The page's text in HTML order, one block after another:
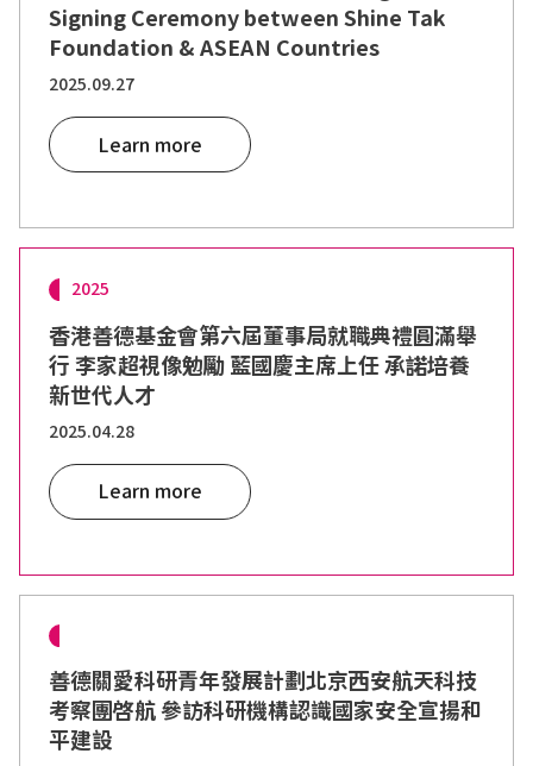
Signing Ceremony between Shine Tak
Foundation & ASEAN Countries
2025.09.27
Learn more
2025
香港善德基金會第六屆董事局就職典禮圓滿舉
行 李家超視像勉勵 藍國慶主席上任 承諾培養
新世代人才
2025.04.28
Learn more
善德關愛科研青年發展計劃北京西安航天科技
考察團啓航 參訪科研機構認識國家安全宣揚和
平建設